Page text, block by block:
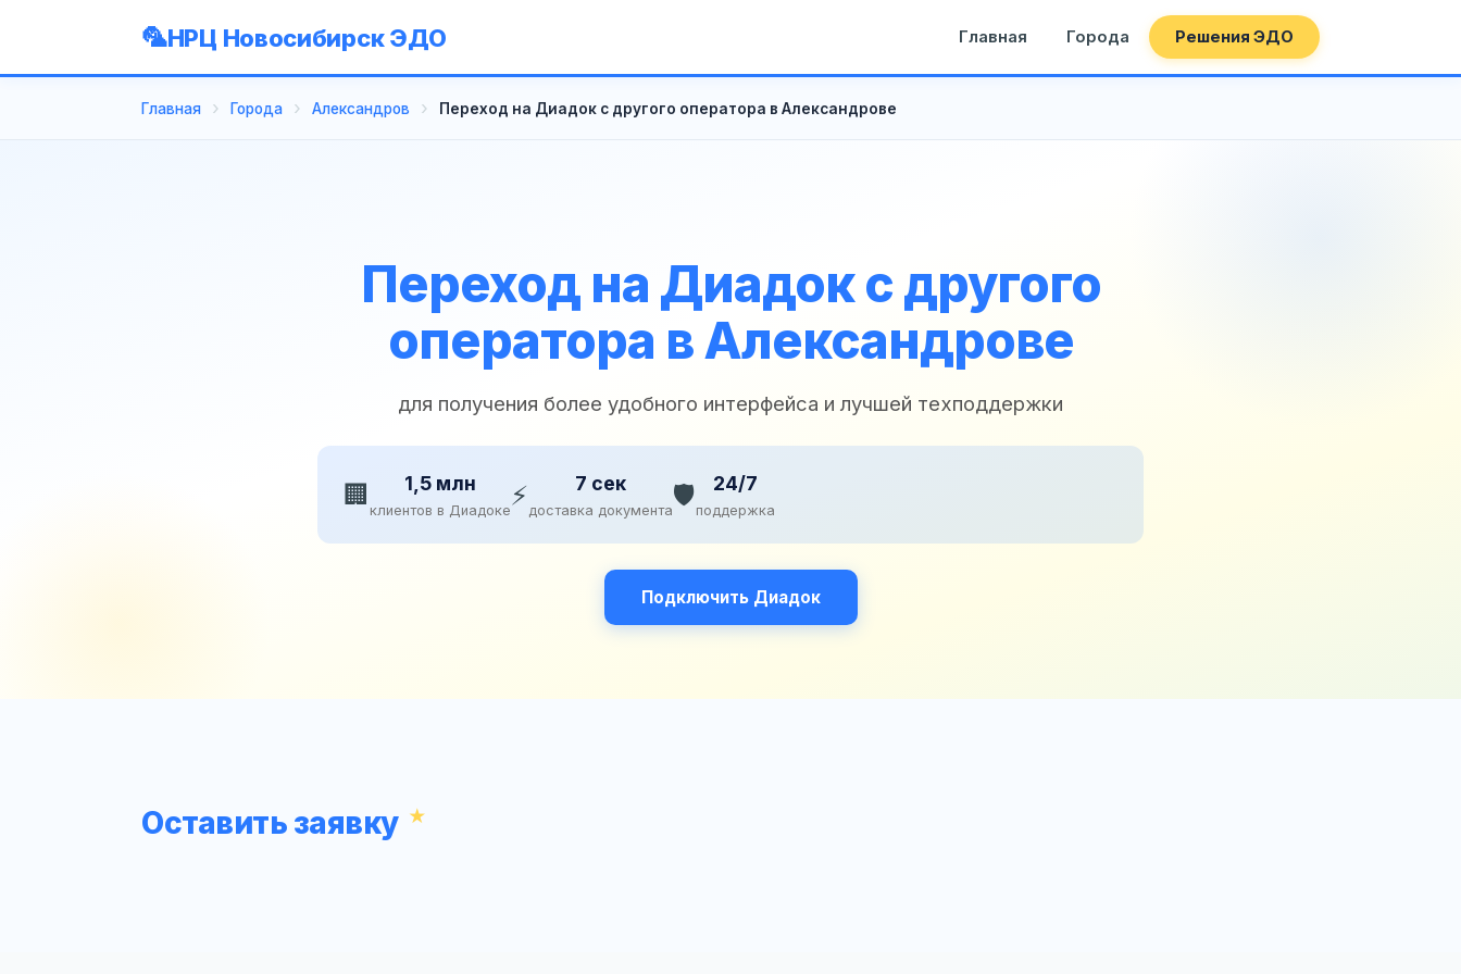
НРЦ Новосибирск ЭДО Главная Города Решения ЭДО
Главная Города Александров Переход на Диадок с другого оператора в Александрове
Переход на Диадок с другого
оператора в Александрове
для получения более удобного интерфейса и лучшей техподдержки
🏢 1,5 млн
клиентов в Диадоке ⚡ 7 сек
доставка документа🛡️ 24/7
поддержка
Подключить Диадок
Оставить заявку